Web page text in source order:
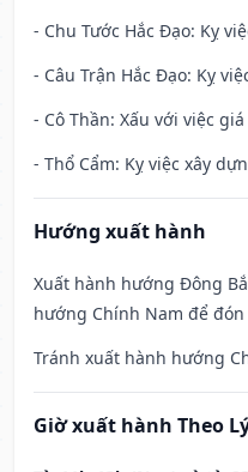
- Chu Tước Hắc Đạo: Kỵ
- Câu Trận Hắc Đạo: Kỵ
- Cô Thần: Xấu với việc
- Thổ Cẩm: Kỵ việc xây
Hướng xuất hành
Xuất hành hướng Đông
hướng Chính Nam để đón
Tránh xuất hành hướng
Giờ xuất hành Theo